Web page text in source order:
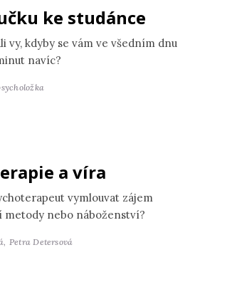
ke studánce
vy, kdyby se vám ve všedním dnu
navíc?
a víra
vymlouvat zájem
nebo náboženství?
Petra Detersová